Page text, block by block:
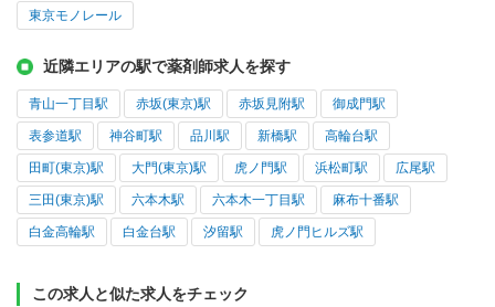
東京モノレール
近隣エリアの駅で薬剤師求人を探す
青山一丁目駅 赤坂(東京)駅 赤坂見附駅 御成門駅
表参道駅 神谷町駅 品川駅 新橋駅 高輪台駅
田町(東京)駅 大門(東京)駅 虎ノ門駅 浜松町駅 広尾駅
三田(東京)駅 六本木駅 六本木一丁目駅 麻布十番駅
白金高輪駅 白金台駅 汐留駅 虎ノ門ヒルズ駅
この求人と似た求人をチェック